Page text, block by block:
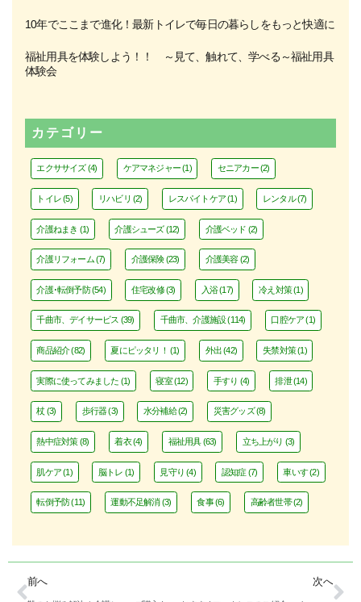
10年でここまで進化！最新トイレで毎日の暮らしをもっと快適に
福祉用具を体験しよう！！ ～見て、触れて、学べる～福祉用具
体験会
カテゴリー
エクササイズ(4) ケアマネジャー(1) セニアカー(2)
トイレ(5) リハビリ (2) レスパイトケア(1) レンタル(7)
介護ねまき (1) 介護シューズ(12) 介護ベッド (2)
介護リフォーム(7) 介護保険(23) 介護美容(2)
介護･転倒予防(54) 住宅改修(3) 入浴(17) 冷え対策(1)
千曲市、デイサービス (39) 千曲市、介護施設(114) 口腔ケア(1)
商品紹介(82) 夏にピッタリ！ (1) 外出(42) 失禁対策(1)
実際に使ってみました (1) 寝室(12) 手すり (4) 排泄(14)
杖(3) 歩行器(3) 水分補給(2) 災害グッズ(8)
熱中症対策(8) 着衣(4) 福祉用具(63) 立ち上がり (3)
肌ケア(1) 脳トレ (1) 見守り (4) 認知症(7) 車いす(2)
転倒予防(11) 運動不足解消(3) 食事(6) 高齢者世帯(2)
前へ 次へ